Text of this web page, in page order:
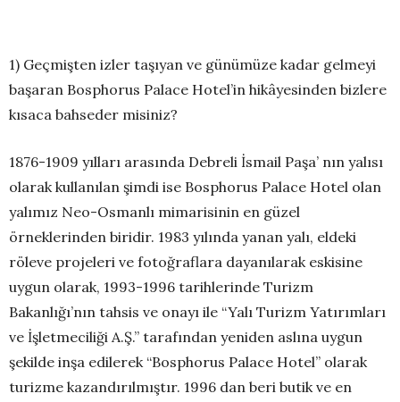
1) Geçmişten izler taşıyan ve günümüze kadar gelmeyi
başaran Bosphorus Palace Hotel’in hikâyesinden bizlere
kısaca bahseder misiniz?
1876-1909 yılları arasında Debreli İsmail Paşa’ nın yalısı
olarak kullanılan şimdi ise Bosphorus Palace Hotel olan
yalımız Neo-Osmanlı mimarisinin en güzel
örneklerinden biridir. 1983 yılında yanan yalı, eldeki
röleve projeleri ve fotoğraflara dayanılarak eskisine
uygun olarak, 1993-1996 tarihlerinde Turizm
Bakanlığı’nın tahsis ve onayı ile “Yalı Turizm Yatırımları
ve İşletmeciliği A.Ş.” tarafından yeniden aslına uygun
şekilde inşa edilerek “Bosphorus Palace Hotel” olarak
turizme kazandırılmıştır. 1996 dan beri butik ve en